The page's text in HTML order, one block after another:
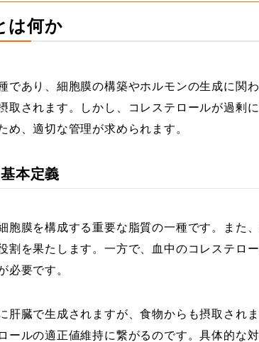
は何か
であり、細胞膜の構築やホルモンの生成に関
取されます。しかし、コレステロールが過剰
め、適切な管理が求められます。
本定義
胞膜を構成する重要な脂質の一種です。また
割を果たします。一方で、血中のコレステロ
必要です。
肝臓で生成されますが、食物からも摂取され
ールの適正値維持に繋がるのです。具体的な